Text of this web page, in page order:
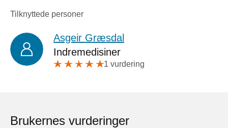
Tilknyttede personer
Asgeir Græsdal
Indremedisiner
1 vurdering
Brukernes vurderinger